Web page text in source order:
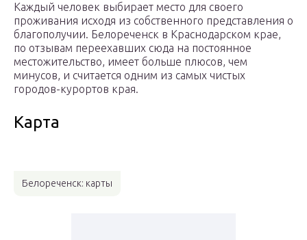
Каждый человек выбирает место для своего
проживания исходя из собственного представления о
благополучии. Белореченск в Краснодарском крае,
по отзывам переехавших сюда на постоянное
местожительство, имеет больше плюсов, чем
минусов, и считается одним из самых чистых
городов-курортов края.
Карта
Белореченск: карты